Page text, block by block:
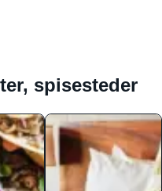
spisesteder